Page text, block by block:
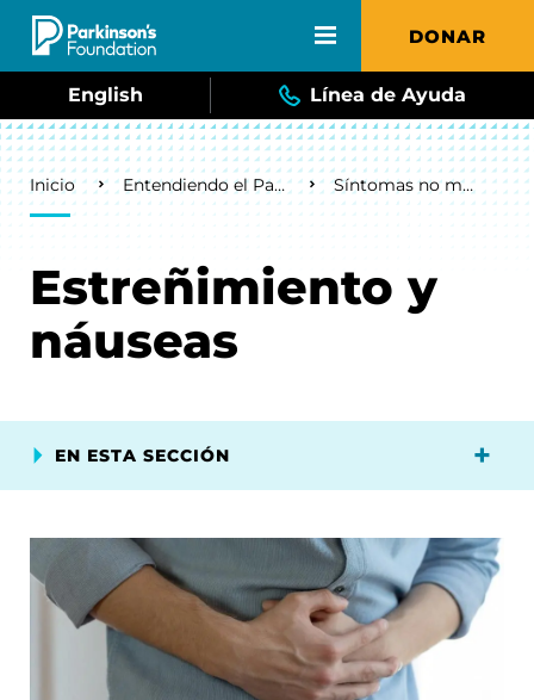
Skip to main content DONAR
English Línea de Ayuda
Breadcrumb
Inicio Entendiendo el Parkinson Síntomas no motores
Estreñimiento y
náuseas
EN ESTA SECCIÓN